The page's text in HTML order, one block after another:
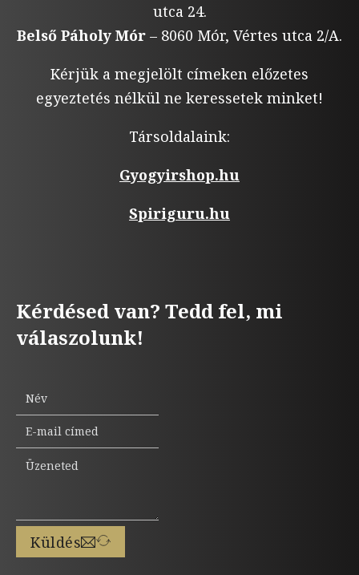
utca 24.
Belső Páholy Mór – 8060 Mór, Vértes utca 2/A.
Kérjük a megjelölt címeken előzetes
egyeztetés nélkül ne keressetek minket!
Társoldalaink:
Gyogyirshop.hu
Spiriguru.hu
Kérdésed van? Tedd fel, mi
válaszolunk!
Küldés